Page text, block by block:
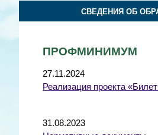
СВЕДЕНИЯ ОБ
ПРОФМИНИМУМ
27.11.2024
Реализация проекта
31.08.2023